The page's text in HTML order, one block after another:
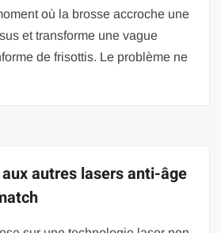
où la brosse accroche une
et transforme une vague
de frisottis. Le problème ne
autres lasers anti-âge